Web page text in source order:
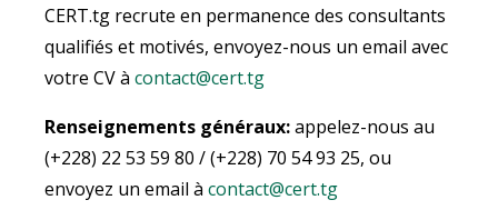
CERT.tg recrute en permanence des consultants
qualifiés et motivés, envoyez-nous un email avec
votre CV à contact@cert.tg
Renseignements généraux:appelez-nous au
(+228) 22 53 59 80 / (+228) 70 54 93 25, ou
envoyez un email à contact@cert.tg